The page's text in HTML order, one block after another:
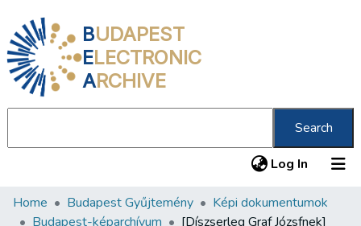
BUDAPEST
ELECTRONIC
ARCHIVE
Search
Log In (current)
Communities & Collections
Home Budapest Gyűjtemény
Képi dokumentumok
Budapest-képarchívum
[Díszserleg Graf Józsfnek]